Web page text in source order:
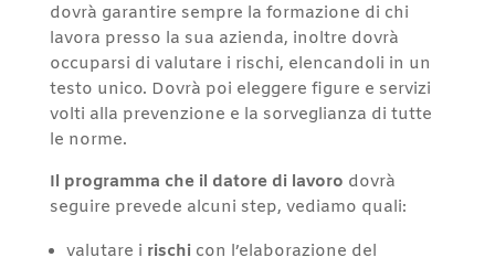
dovrà garantire sempre la formazione di chi
lavora presso la sua azienda, inoltre dovrà
occuparsi di valutare i rischi, elencandoli in un
testo unico. Dovrà poi eleggere figure e servizi
volti alla prevenzione e la sorveglianza di tutte
le norme.
Il programma che il datore di lavoro dovrà
seguire prevede alcuni step, vediamo quali:
valutare i rischicon l’elaborazione del